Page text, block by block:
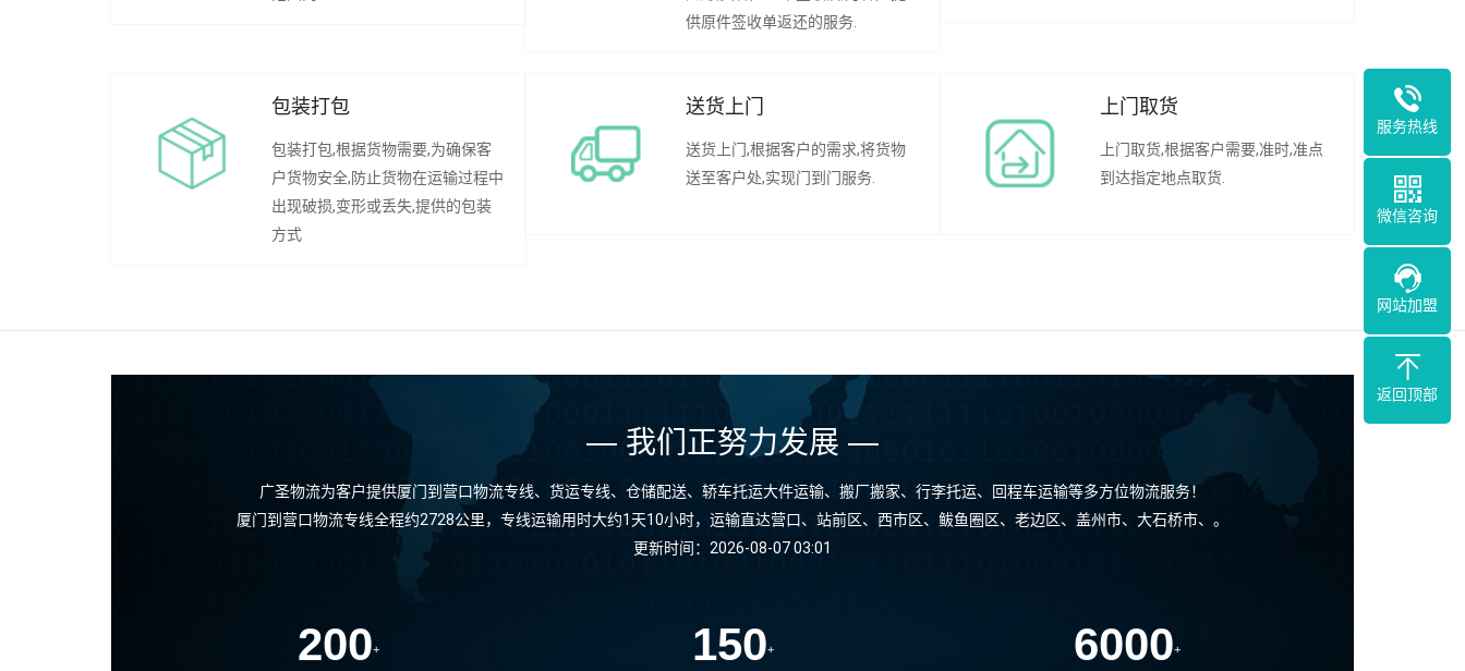
供原件签收单返还的服务.
包装打包
包装打包,根据货物需要,为确保客
户货物安全,防止货物在运输过程中
出现破损,变形或丢失,提供的包装
方式
送货上门
送货上门,根据客户的需求,将货物
送至客户处,实现门到门服务.
上门取货
上门取货,根据客户需要,准时,准点
到达指定地点取货.
— 我们正努力发展 —
广圣物流为客户提供厦门到营口物流专线、货运专线、仓储配送、轿车托运大件运输、搬厂搬家、行李托运、回程车运输等多方位物流服务！
厦门到营口物流专线全程约2728公里，专线运输用时大约1天10小时，运输直达营口、站前区、西市区、鲅鱼圈区、老边区、盖州市、大石桥市、。
更新时间：2026-08-07 03:01
200+ 150+ 6000+
服务热线
微信咨询
网站加盟
返回顶部